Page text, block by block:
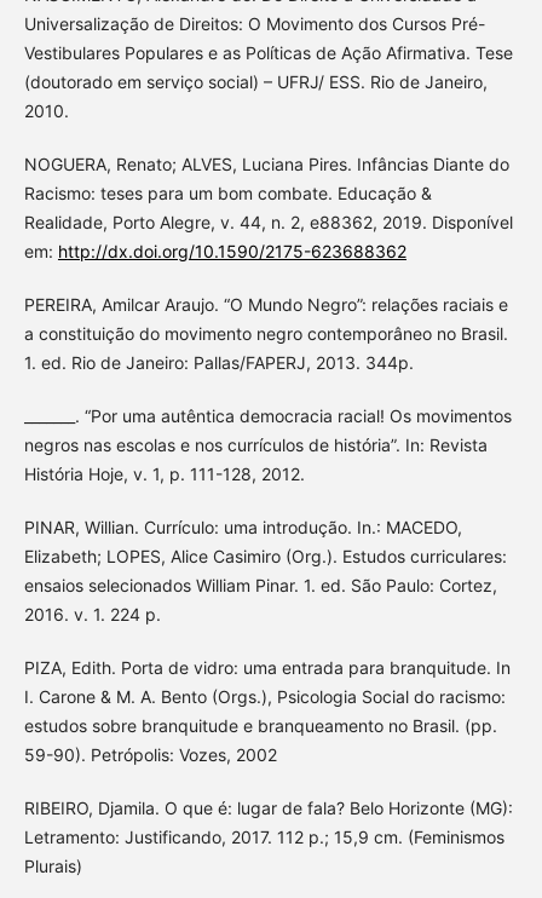
Universalização de Direitos: O Movimento dos Cursos Pré-
Vestibulares Populares e as Políticas de Ação Afirmativa. Tese
(doutorado em serviço social) – UFRJ/ ESS. Rio de Janeiro,
2010.
NOGUERA, Renato; ALVES, Luciana Pires. Infâncias Diante do
Racismo: teses para um bom combate. Educação &
Realidade, Porto Alegre, v. 44, n. 2, e88362, 2019. Disponível
em: http://dx.doi.org/10.1590/2175-623688362
PEREIRA, Amilcar Araujo. “O Mundo Negro”: relações raciais e
a constituição do movimento negro contemporâneo no Brasil.
1. ed. Rio de Janeiro: Pallas/FAPERJ, 2013. 344p.
_______. “Por uma autêntica democracia racial! Os movimentos
negros nas escolas e nos currículos de história”. In: Revista
História Hoje, v. 1, p. 111-128, 2012.
PINAR, Willian. Currículo: uma introdução. In.: MACEDO,
Elizabeth; LOPES, Alice Casimiro (Org.). Estudos curriculares:
ensaios selecionados William Pinar. 1. ed. São Paulo: Cortez,
2016. v. 1. 224 p.
PIZA, Edith. Porta de vidro: uma entrada para branquitude. In
I. Carone & M. A. Bento (Orgs.), Psicologia Social do racismo:
estudos sobre branquitude e branqueamento no Brasil. (pp.
59-90). Petrópolis: Vozes, 2002
RIBEIRO, Djamila. O que é: lugar de fala? Belo Horizonte (MG):
Letramento: Justificando, 2017. 112 p.; 15,9 cm. (Feminismos
Plurais)